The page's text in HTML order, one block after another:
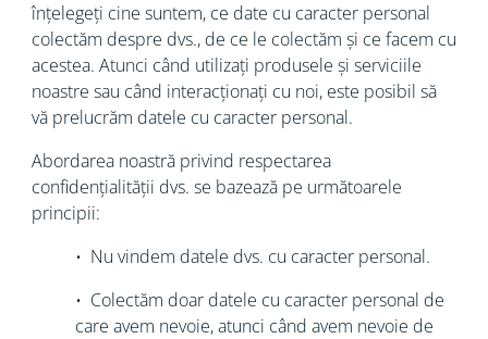
înțelegeți cine suntem, ce date cu caracter personal
colectăm despre dvs., de ce le colectăm și ce facem cu
acestea. Atunci când utilizați produsele și serviciile
noastre sau când interacționați cu noi, este posibil să
vă prelucrăm datele cu caracter personal.
Abordarea noastră privind respectarea
confidențialității dvs. se bazează pe următoarele
principii:
• Nu vindem datele dvs. cu caracter personal.
• Colectăm doar datele cu caracter personal de
care avem nevoie, atunci când avem nevoie de